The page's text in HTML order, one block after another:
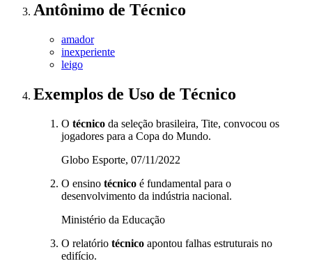
Antônimo de Técnico
amador
inexperiente
leigo
Exemplos de Uso de Técnico
O técnico da seleção brasileira, Tite, convocou os
jogadores para a Copa do Mundo.
Globo Esporte, 07/11/2022
O ensino técnico é fundamental para o
desenvolvimento da indústria nacional.
Ministério da Educação
O relatório técnico apontou falhas estruturais no
edifício.